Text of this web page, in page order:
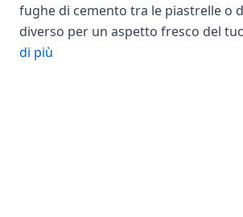
fughe di cemento tra le piastrelle o
diverso per un aspetto fresco del
di più